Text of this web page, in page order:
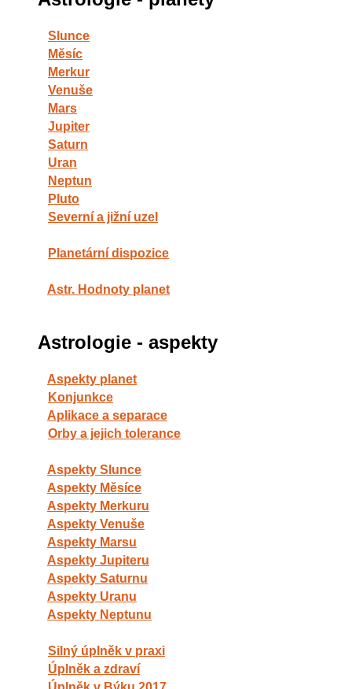
Slunce
Měsíc
Merkur
Venuše
Mars
Jupiter
Saturn
Uran
Neptun
Pluto
Severní a jižní uzel
Planetární dispozice
Astr. Hodnoty planet
Astrologie - aspekty
Aspekty planet
Konjunkce
Aplikace a separace
Orby a jejich tolerance
Aspekty Slunce
Aspekty Měsíce
Aspekty Merkuru
Aspekty Venuše
Aspekty Marsu
Aspekty Jupiteru
Aspekty Saturnu
Aspekty Uranu
Aspekty Neptunu
Silný úplněk v praxi
Úplněk a zdraví